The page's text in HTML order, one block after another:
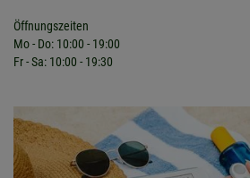
Öffnungszeiten
Mo - Do: 10:00 - 19:00
Fr - Sa: 10:00 - 19:30